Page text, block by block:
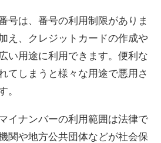
号は、番号の利用制限がありま
え、クレジットカードの作成や
い用途に利用できます。便利な
てしまうと様々な用途で悪用さ
。
イナンバーの利用範囲は法律で
関や地方公共団体などが社会保